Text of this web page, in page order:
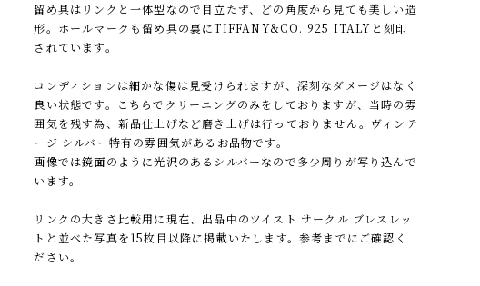
留め具はリンクと一体型なので目立たず、どの角度から見ても美しい造
形。ホールマークも留め具の裏にTIFFANY&CO. 925 ITALYと刻印
されています。
コンディションは細かな傷は見受けられますが、深刻なダメージはなく
良い状態です。こちらでクリーニングのみをしておりますが、当時の雰
囲気を残す為、新品仕上げなど磨き上げは行っておりません。ヴィンテ
ージ シルバー特有の雰囲気があるお品物です。
画像では鏡面のように光沢のあるシルバーなので多少周りが写り込んで
います。
リンクの大きさ比較用に現在、出品中のツイスト サークル ブレスレッ
トと並べた写真を15枚目以降に掲載いたします。参考までにご確認く
ださい。